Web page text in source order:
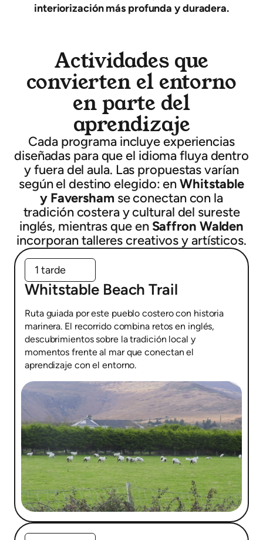
interiorización más profunda y duradera.
Actividades que
convierten el entorno
en parte del
aprendizaje
Cada programa incluye experiencias
diseñadas para que el idioma fluya dentro
y fuera del aula. Las propuestas varían
según el destino elegido: enWhitstable
y Favershamse conectan con la
tradición costera y cultural del sureste
inglés, mientras que en Saffron Walden
incorporan talleres creativos y artísticos.
1 tarde
Whitstable Beach Trail
Ruta guiada por este pueblo costero con historia
marinera. El recorrido combina retos en inglés,
descubrimientos sobre la tradición local y
momentos frente al mar que conectan el
aprendizaje con el entorno.